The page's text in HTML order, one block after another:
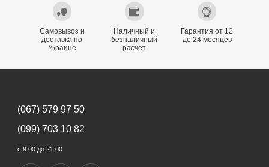
Самовывоз и
доставка по
Украине
Наличный и
безналичный
расчет
Гарантия от 12
до 24 месяцев
(067) 579 97 50
(099) 703 10 82
с 9:00 до 21:00